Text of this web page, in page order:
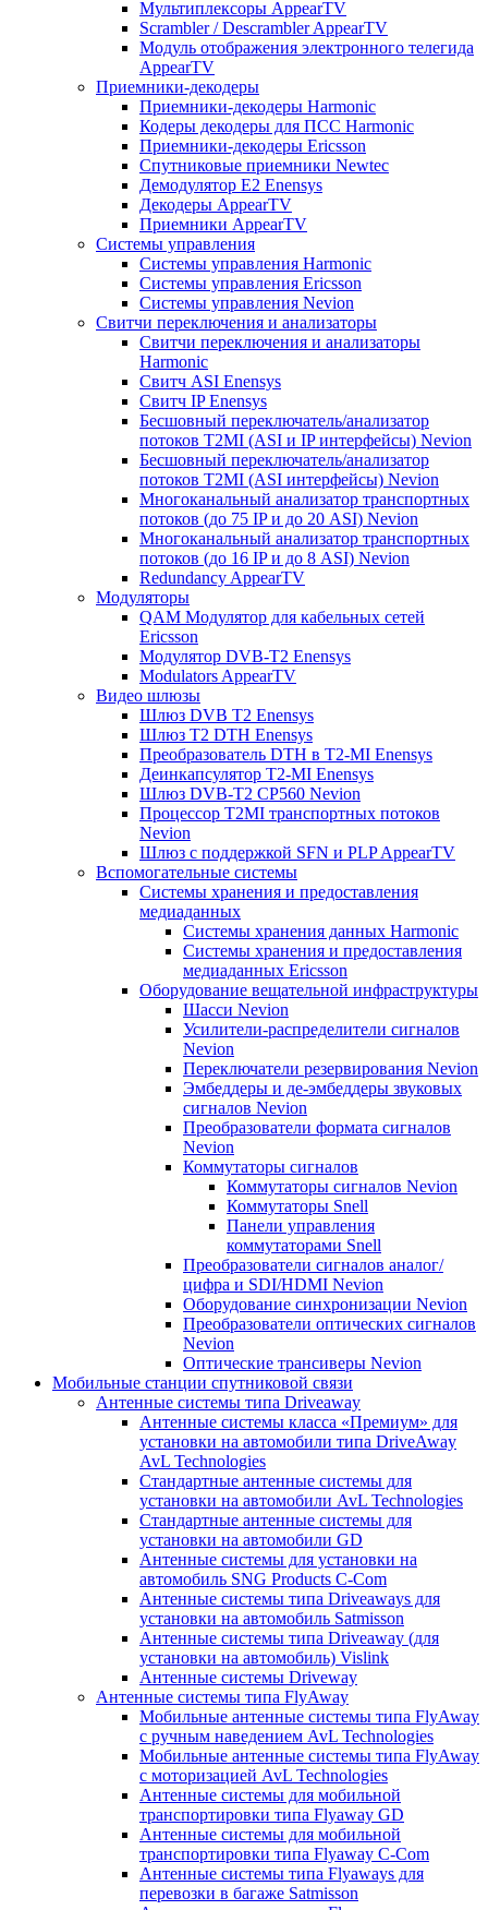
Мультиплексоры AppearTV
Scrambler / Descrambler AppearTV
Модуль отображения электронного телегида
AppearTV
Приемники-декодеры
Приемники-декодеры Harmonic
Кодеры декодеры для ПСС Harmonic
Приемники-декодеры Ericsson
Спутниковые приемники Newtec
Демодулятор Е2 Enensys
Декодеры AppearTV
Приемники AppearTV
Системы управления
Cистемы управления Harmonic
Cистемы управления Ericsson
Cистемы управления Nevion
Свитчи переключения и анализаторы
Свитчи переключения и анализаторы
Harmonic
Свитч ASI Enensys
Свитч IP Enensys
Бесшовный переключатель/анализатор
потоков T2MI (ASI и IP интерфейсы) Nevion
Бесшовный переключатель/анализатор
потоков T2MI (ASI интерфейсы) Nevion
Многоканальный анализатор транспортных
потоков (до 75 IP и до 20 ASI) Nevion
Многоканальный анализатор транспортных
потоков (до 16 IP и до 8 ASI) Nevion
Redundancy AppearTV
Модуляторы
QAM Модулятор для кабельных сетей
Ericsson
Модулятор DVB-T2 Enensys
Modulators AppearTV
Видео шлюзы
Шлюз DVB T2 Enensys
Шлюз T2 DTH Enensys
Преобразователь DTH в T2-MI Enensys
Деинкапсулятор T2-MI Enensys
Шлюз DVB-T2 CP560 Nevion
Процессор T2MI транспортных потоков
Nevion
Шлюз с поддержкой SFN и PLP AppearTV
Вспомогательные системы
Системы хранения и предоставления
медиаданных
Системы хранения данных Harmonic
Системы хранения и предоставления
медиаданных Ericsson
Оборудование вещательной инфраструктуры
Шасси Nevion
Усилители-распределители сигналов
Nevion
Переключатели резервирования Nevion
Эмбеддеры и де-эмбеддеры звуковых
сигналов Nevion
Преобразователи формата сигналов
Nevion
Коммутаторы сигналов
Коммутаторы сигналов Nevion
Коммутаторы Snell
Панели управления
коммутаторами Snell
Преобразователи сигналов аналог/
цифра и SDI/HDMI Nevion
Оборудование синхронизации Nevion
Преобразователи оптических сигналов
Nevion
Оптические трансиверы Nevion
Мобильные станции спутниковой связи
Антенные системы типа Driveaway
Антенные системы класса «Премиум» для
установки на автомобили типа DriveAway
AvL Technologies
Стандартные антенные системы для
установки на автомобили AvL Technologies
Стандартные антенные системы для
установки на автомобили GD
Антенные системы для установки на
автомобиль SNG Products C-Com
Антенные системы типа Driveaways для
установки на автомобиль Satmisson
Антенные системы типа Driveaway (для
установки на автомобиль) Vislink
Антенные системы Driveway
Антенные системы типа FlyAway
Мобильные антенные системы типа FlyAway
с ручным наведением AvL Technologies
Мобильные антенные системы типа FlyAway
с моторизацией AvL Technologies
Антенные системы для мобильной
транспортировки типа Flyaway GD
Антенные системы для мобильной
транспортировки типа Flyaway C-Com
Антенные системы типа Flyaways для
перевозки в багаже Satmisson